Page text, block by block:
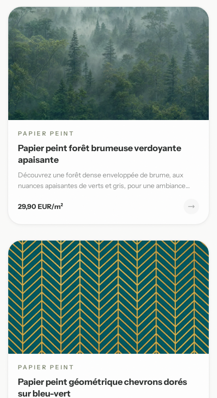
PAPIER PEINT
Papier peint forêt brumeuse verdoyante
apaisante
Découvrez une forêt dense enveloppée de brume, aux
nuances apaisantes de verts et gris, pour une ambiance
29,90 EUR/m²
PAPIER PEINT
Papier peint géométrique chevrons dorés
sur bleu-vert